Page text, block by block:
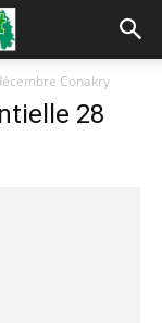
Conakry
28